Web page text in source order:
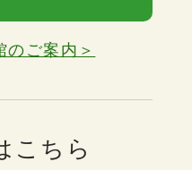
のご案内＞
こちら